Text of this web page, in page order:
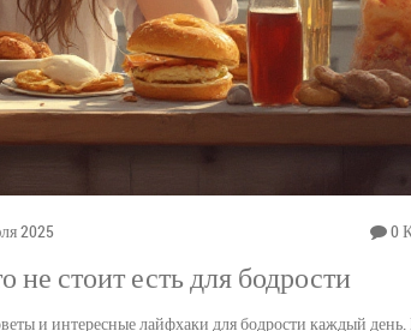
2025 0
стоит есть для бодрости
и интересные лайфхаки для бодрости каждый